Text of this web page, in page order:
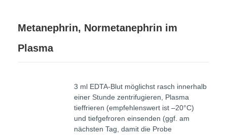
Metanephrin, Normetanephrin im
Plasma
3 ml EDTA-Blut möglichst rasch innerhalb
einer Stunde zentrifugieren, Plasma
tieffrieren (empfehlenswert ist –20°C)
und tiefgefroren einsenden (ggf. am
nächsten Tag, damit die Probe